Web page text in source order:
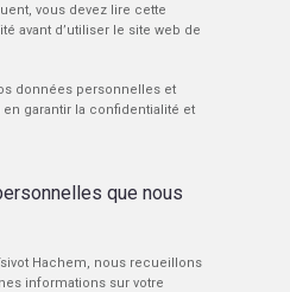
vous devez lire cette
avant d’utiliser le site web de
données personnelles et
garantir la confidentialité et
que nous
Hachem, nous recueillons
informations sur votre